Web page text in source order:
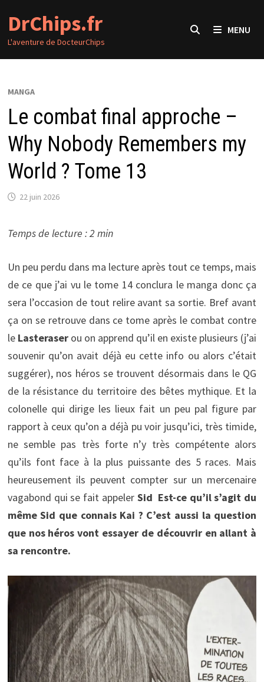
contenu
DrChips.fr
L'aventure de DocteurChips
MENU
MANGA
Le combat final approche –
Why Nobody Remembers my
World ? Tome 13
22 juin 2026
Temps de lecture : 2 min
Un peu perdu dans ma lecture après tout ce temps, mais
de ce que j’ai vu le tome 14 conclura le manga donc ça
sera l’occasion de tout relire avant sa sortie. Bref avant
ça on se retrouve dans ce tome après le combat contre
le Lasteraser ou on apprend qu’il en existe plusieurs (j’ai
souvenir qu’on avait déjà eu cette info ou alors c’était
suggérer), nos héros se trouvent désormais dans le QG
de la résistance du territoire des bêtes mythique. Et la
colonelle qui dirige les lieux fait un peu pal figure par
rapport à ceux qu’on a déjà pu voir jusqu’ici, très timide,
ne semble pas très forte n’y très compétente alors
qu’ils font face à la plus puissante des 5 races. Mais
heureusement ils peuvent compter sur un mercenaire
vagabond qui se fait appeler Sid Est-ce qu’il s’agit du
même Sid que connais Kai ? C’est aussi la question
que nos héros vont essayer de découvrir en allant à
sa rencontre.